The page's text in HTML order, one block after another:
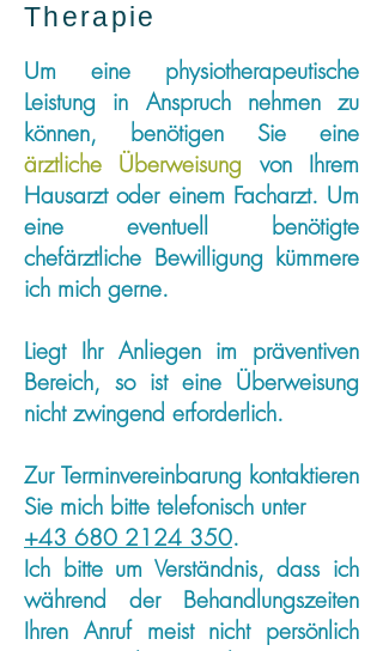
Therapie
Um eine physiotherapeutische
Leistung in Anspruch nehmen zu
können, benötigen Sie eine
ärztliche Überweisung von Ihrem
Hausarzt oder einem Facharzt. Um
eine eventuell benötigte
chefärztliche Bewilligung kümmere
ich mich gerne.
Liegt Ihr Anliegen im präventiven
Bereich, so ist eine Überweisung
nicht zwingend erforderlich.
Zur Terminvereinbarung kontaktieren
Sie mich bitte telefonisch unter
+43 680 2124 350.
Ich bitte um Verständnis, dass ich
während der Behandlungszeiten
Ihren Anruf meist nicht persönlich